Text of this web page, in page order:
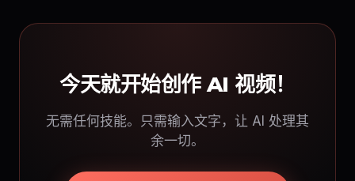
今天就开始创作 AI 视频！
无需任何技能。只需输入文字，让 AI 处理其
余一切。